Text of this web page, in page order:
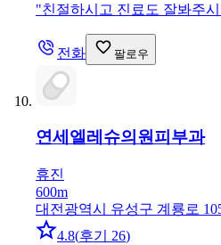
"친절하시고 진료도 잘봐주
전화 팔로우
연세엘레슈의원피부과
휴진
600m
대전광역시 유성구 계룡로
4.8(후기 26)